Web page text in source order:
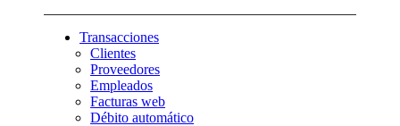
Transacciones
Clientes
Proveedores
Empleados
Facturas web
Débito automático